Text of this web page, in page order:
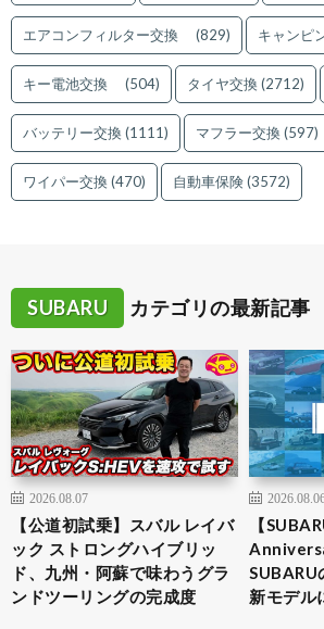
エアコンフィルター交換 (829) キャンピ
キー電池交換 (504) タイヤ交換(2712)
バッテリー交換(1111) マフラー交換(597)
ワイパー交換(470) 自動車保険(3572)
SUBARU カテゴリの最新記事
2026.08.07
【公道初試乗】スバル レイバ
ック ストロングハイブリッ
ド、九州・阿蘇で味わうグラ
ンドツーリングの完成度
【
SUBARU
新モデル